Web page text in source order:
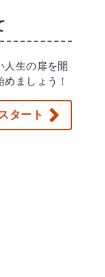
人生の扉を開
ましょう！
タート